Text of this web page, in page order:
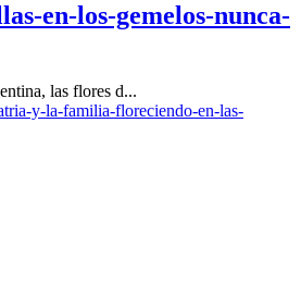
en-los-gemelos-nunca-
las flores d...